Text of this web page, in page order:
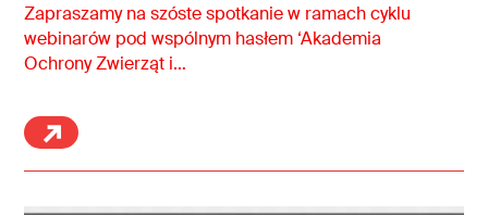
Zapraszamy na szóste spotkanie w ramach cyklu
webinarów pod wspólnym hasłem ‘Akademia
Ochrony Zwierząt i…